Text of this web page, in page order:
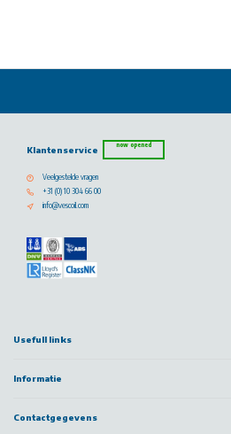
Klantenservice now opened
Veelgestelde vragen
+31 (0) 10 304 66 00
info@vescoil.com
Usefull links
Informatie
Contactgegevens